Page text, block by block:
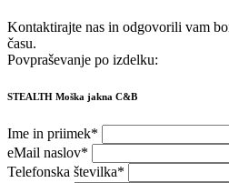
Kontaktirajte nas in odgovorili vam
času.
Povpraševanje po izdelku:
STEALTH Moška jakna C&B
Ime in priimek*
eMail naslov*
Telefonska številka*